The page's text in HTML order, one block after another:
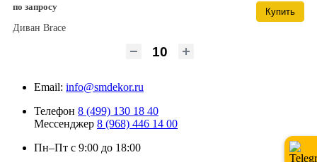
по запросу
Купить
Диван Brace
Email: info@smdekor.ru
Телефон 8 (499) 130 18 40
Мессенджер 8 (968) 446 14 00
Пн–Пт с 9:00 до 18:00